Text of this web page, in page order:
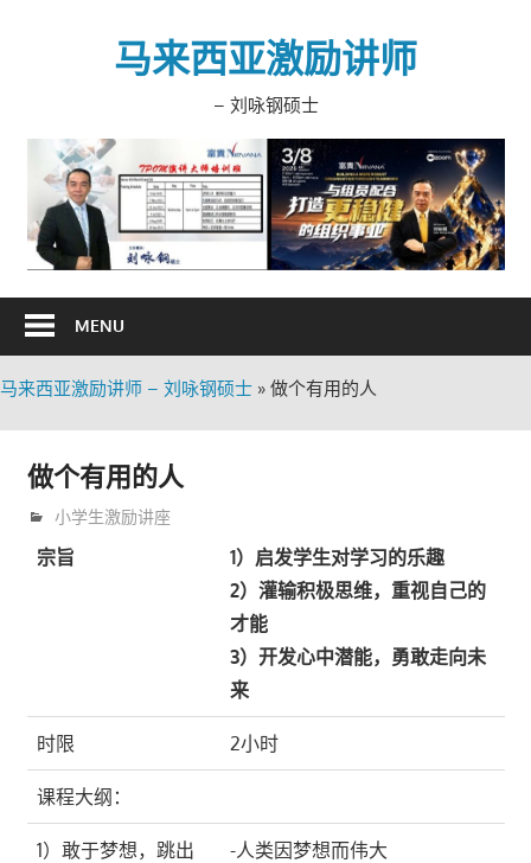
马来西亚激励讲师
– 刘咏钢硕士
MENU
马来西亚激励讲师 – 刘咏钢硕士 » 做个有用的人
做个有用的人
8月 11, 2008
trainer
小学生激励讲座
宗旨
1）启发学生对学习的乐趣
2）灌输积极思维，重视自己的
才能
3）开发心中潜能，勇敢走向未
来
时限 2小时
课程大纲：
1）敢于梦想，跳出
-人类因梦想而伟大